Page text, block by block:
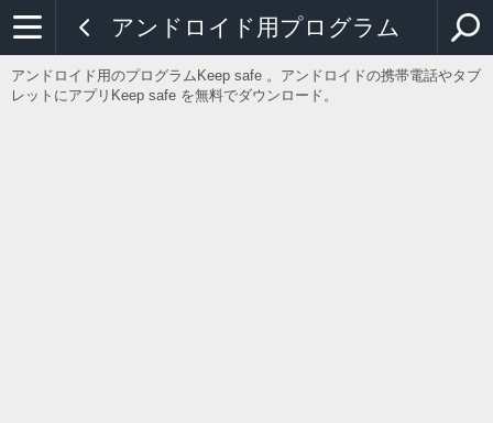
アンドロイド用プログラム
アンドロイド用のプログラムKeep safe 。アンドロイドの携帯電話やタブ
レットにアプリKeep safe を無料でダウンロード。